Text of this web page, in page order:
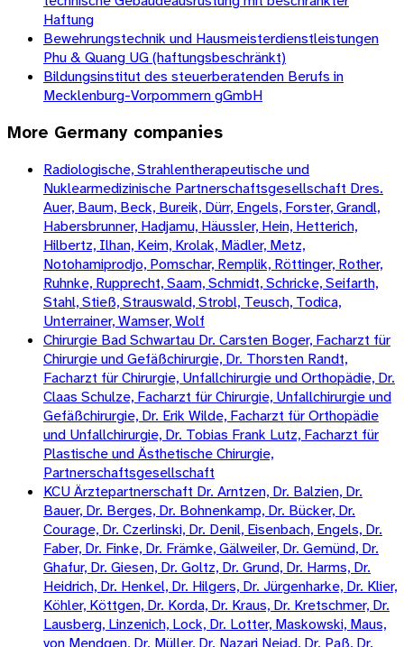
Haftung
Bewehrungstechnik und Hausmeisterdienstleistungen
Phu & Quang UG (haftungsbeschränkt)
Bildungsinstitut des steuerberatenden Berufs in
Mecklenburg-Vorpommern gGmbH
More Germany companies
Radiologische, Strahlentherapeutische und
Nuklearmedizinische Partnerschaftsgesellschaft Dres.
Auer, Baum, Beck, Bureik, Dürr, Engels, Forster, Grandl,
Habersbrunner, Hadjamu, Häussler, Hein, Hetterich,
Hilbertz, Ilhan, Keim, Krolak, Mädler, Metz,
Notohamiprodjo, Pomschar, Remplik, Röttinger, Rother,
Ruhnke, Rupprecht, Saam, Schmidt, Schricke, Seifarth,
Stahl, Stieß, Strauswald, Strobl, Teusch, Todica,
Unterrainer, Wamser, Wolf
Chirurgie Bad Schwartau Dr. Carsten Boger, Facharzt für
Chirurgie und Gefäßchirurgie, Dr. Thorsten Randt,
Facharzt für Chirurgie, Unfallchirurgie und Orthopädie, Dr.
Claas Schulze, Facharzt für Chirurgie, Unfallchirurgie und
Gefäßchirurgie, Dr. Erik Wilde, Facharzt für Orthopädie
und Unfallchirurgie, Dr. Tobias Frank Lutz, Facharzt für
Plastische und Ästhetische Chirurgie,
Partnerschaftsgesellschaft
KCU Ärztepartnerschaft Dr. Arntzen, Dr. Balzien, Dr.
Bauer, Dr. Berges, Dr. Bohnenkamp, Dr. Bücker, Dr.
Courage, Dr. Czerlinski, Dr. Denil, Eisenbach, Engels, Dr.
Faber, Dr. Finke, Dr. Främke, Gälweiler, Dr. Gemünd, Dr.
Ghafur, Dr. Giesen, Dr. Goltz, Dr. Grund, Dr. Harms, Dr.
Heidrich, Dr. Henkel, Dr. Hilgers, Dr. Jürgenharke, Dr. Klier,
Köhler, Köttgen, Dr. Korda, Dr. Kraus, Dr. Kretschmer, Dr.
Lausberg, Linzenich, Lock, Dr. Lotter, Maskowski, Maus,